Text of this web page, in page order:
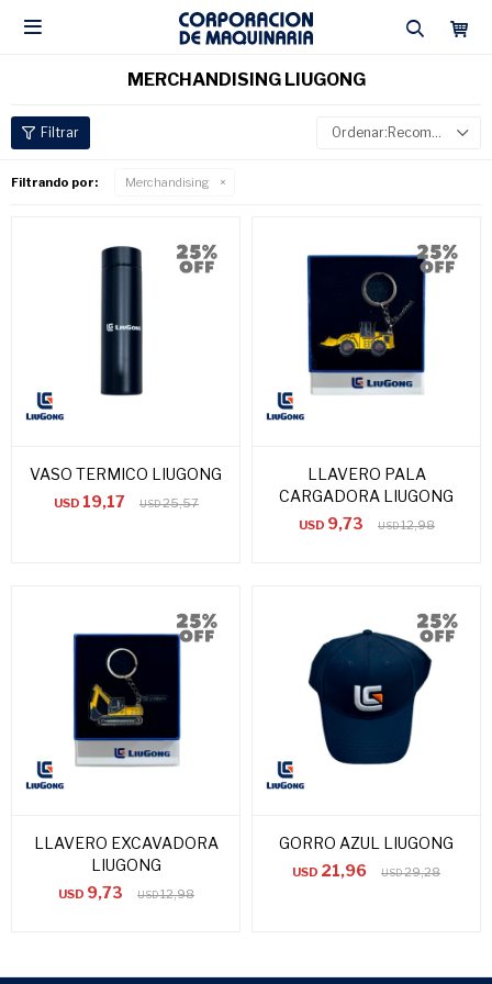

MERCHANDISING LIUGONG
Recomendados
Filtrando por: Merchandising
VASO TERMICO LIUGONG
USD 19,17 USD25,57
LLAVERO PALA
CARGADORA LIUGONG
USD 9,73 USD12,98
LLAVERO EXCAVADORA
LIUGONG
USD 9,73 USD12,98
GORRO AZUL LIUGONG
USD 21,96 USD29,28